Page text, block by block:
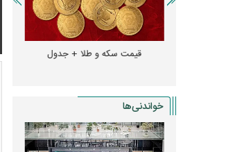
از حادثه بالگرد حامل ترامپ منتشر شد
مازیار لرستانی با یک اتفاق تلخ از مراسم ختم اکبر عبدی
قیمت سکه و طلا + جدول
خواندنی‌ها